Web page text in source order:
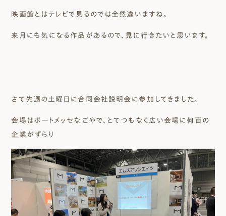
映画館とはテレビで見るのでは全然違いますね。
来月にも気になる作品があるので、見に行きたいと思います。
さて先週の土曜日に合同会社説明会に参加してきました。
会場はポートメッセなごやで、とてつもなく広い会場に何百の
企業がずらり